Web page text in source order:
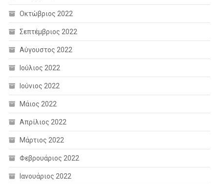
Οκτώβριος 2022
Σεπτέμβριος 2022
Αύγουστος 2022
Ιούλιος 2022
Ιούνιος 2022
Μάιος 2022
Απρίλιος 2022
Μάρτιος 2022
Φεβρουάριος 2022
Ιανουάριος 2022